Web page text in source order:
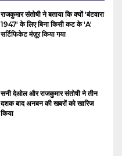
राजकुमार संतोषी ने बताया कि क्यों 'बंटवारा
1947' के लिए बिना किसी कट के 'A'
सर्टिफिकेट मंज़ूर किया गया
सनी देओल और राजकुमार संतोषी ने तीन
दशक बाद अनबन की खबरों को खारिज
किया